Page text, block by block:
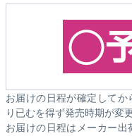
お届けの日程が確定して
り已むを得ず発売時期が変
お届けの日程はメーカー